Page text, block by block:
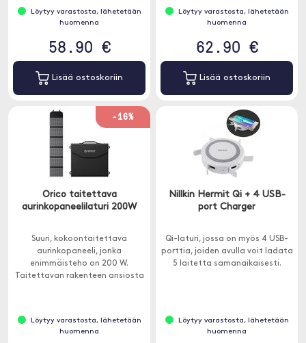
Löytyy varastosta, lähetetään
huomenna
58.90 €
Lisää ostoskoriin
Löytyy varastosta, lähetetään
huomenna
62.90 €
Lisää ostoskoriin
-16%
Orico taitettava
aurinkopaneelilaturi 200W
Suuri, kokoontaitettava
aurinkopaneeli, jonka
enimmäisteho on 200 W.
Taitettavan rakenteen ansiosta
Löytyy varastosta, lähetetään
huomenna
Nillkin Hermit Qi + 4 USB-
port Charger
Qi-laturi, jossa on myös 4 USB-
porttia, joiden avulla voit ladata
5 laitetta samanaikaisesti.
Löytyy varastosta, lähetetään
huomenna